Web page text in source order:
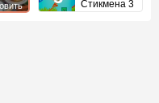
Стикмена 3